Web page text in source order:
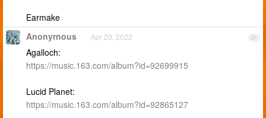
Earmake
21
Anonyrnous Apr 20, 2022
Agalloch:
https://music.163.com/album?id=92699915
Lucid Planet:
https://music.163.com/album?id=92865127